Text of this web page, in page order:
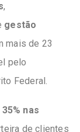
,
gestão
mais de 23
pelo
Federal.
nas
de clientes